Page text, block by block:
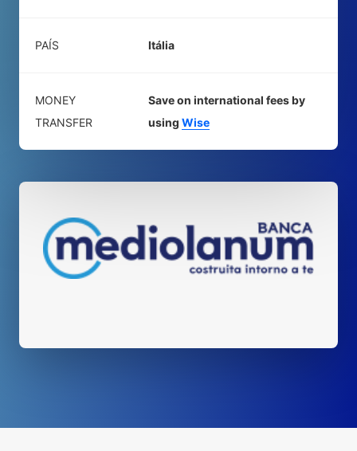
PAÍS Itália
MONEY
TRANSFER
Save on international fees by
using Wise